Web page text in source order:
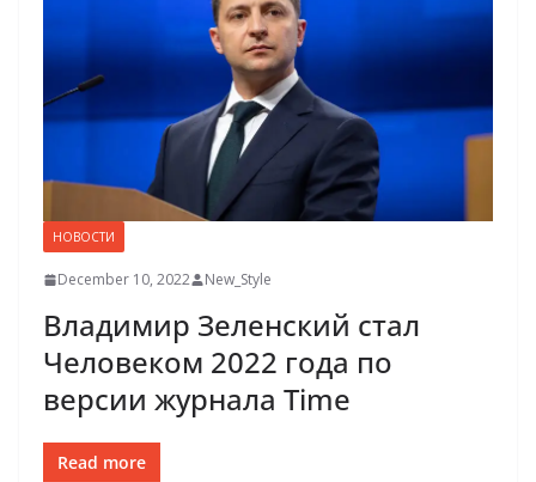
НОВОСТИ
December 10, 2022 New_Style
Владимир Зеленский стал
Человеком 2022 года по
версии журнала Time
Read more